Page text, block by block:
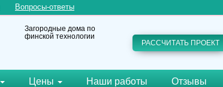
Вопросы-ответы
Загородные дома по
финской технологии
РАССЧИТАТЬ ПРОЕКТ
Цены Наши работы Отзывы